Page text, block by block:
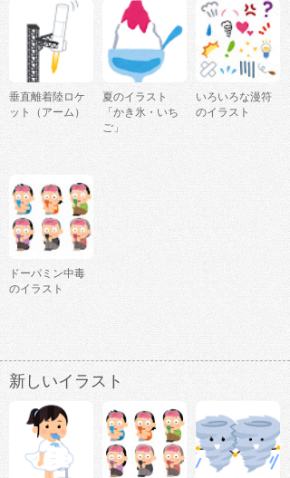
垂直離着陸ロケ
ット（アーム）
夏のイラスト
「かき氷・いち
ご」
いろいろな漫符
のイラスト
ドーパミン中毒
のイラスト
新しいイラスト